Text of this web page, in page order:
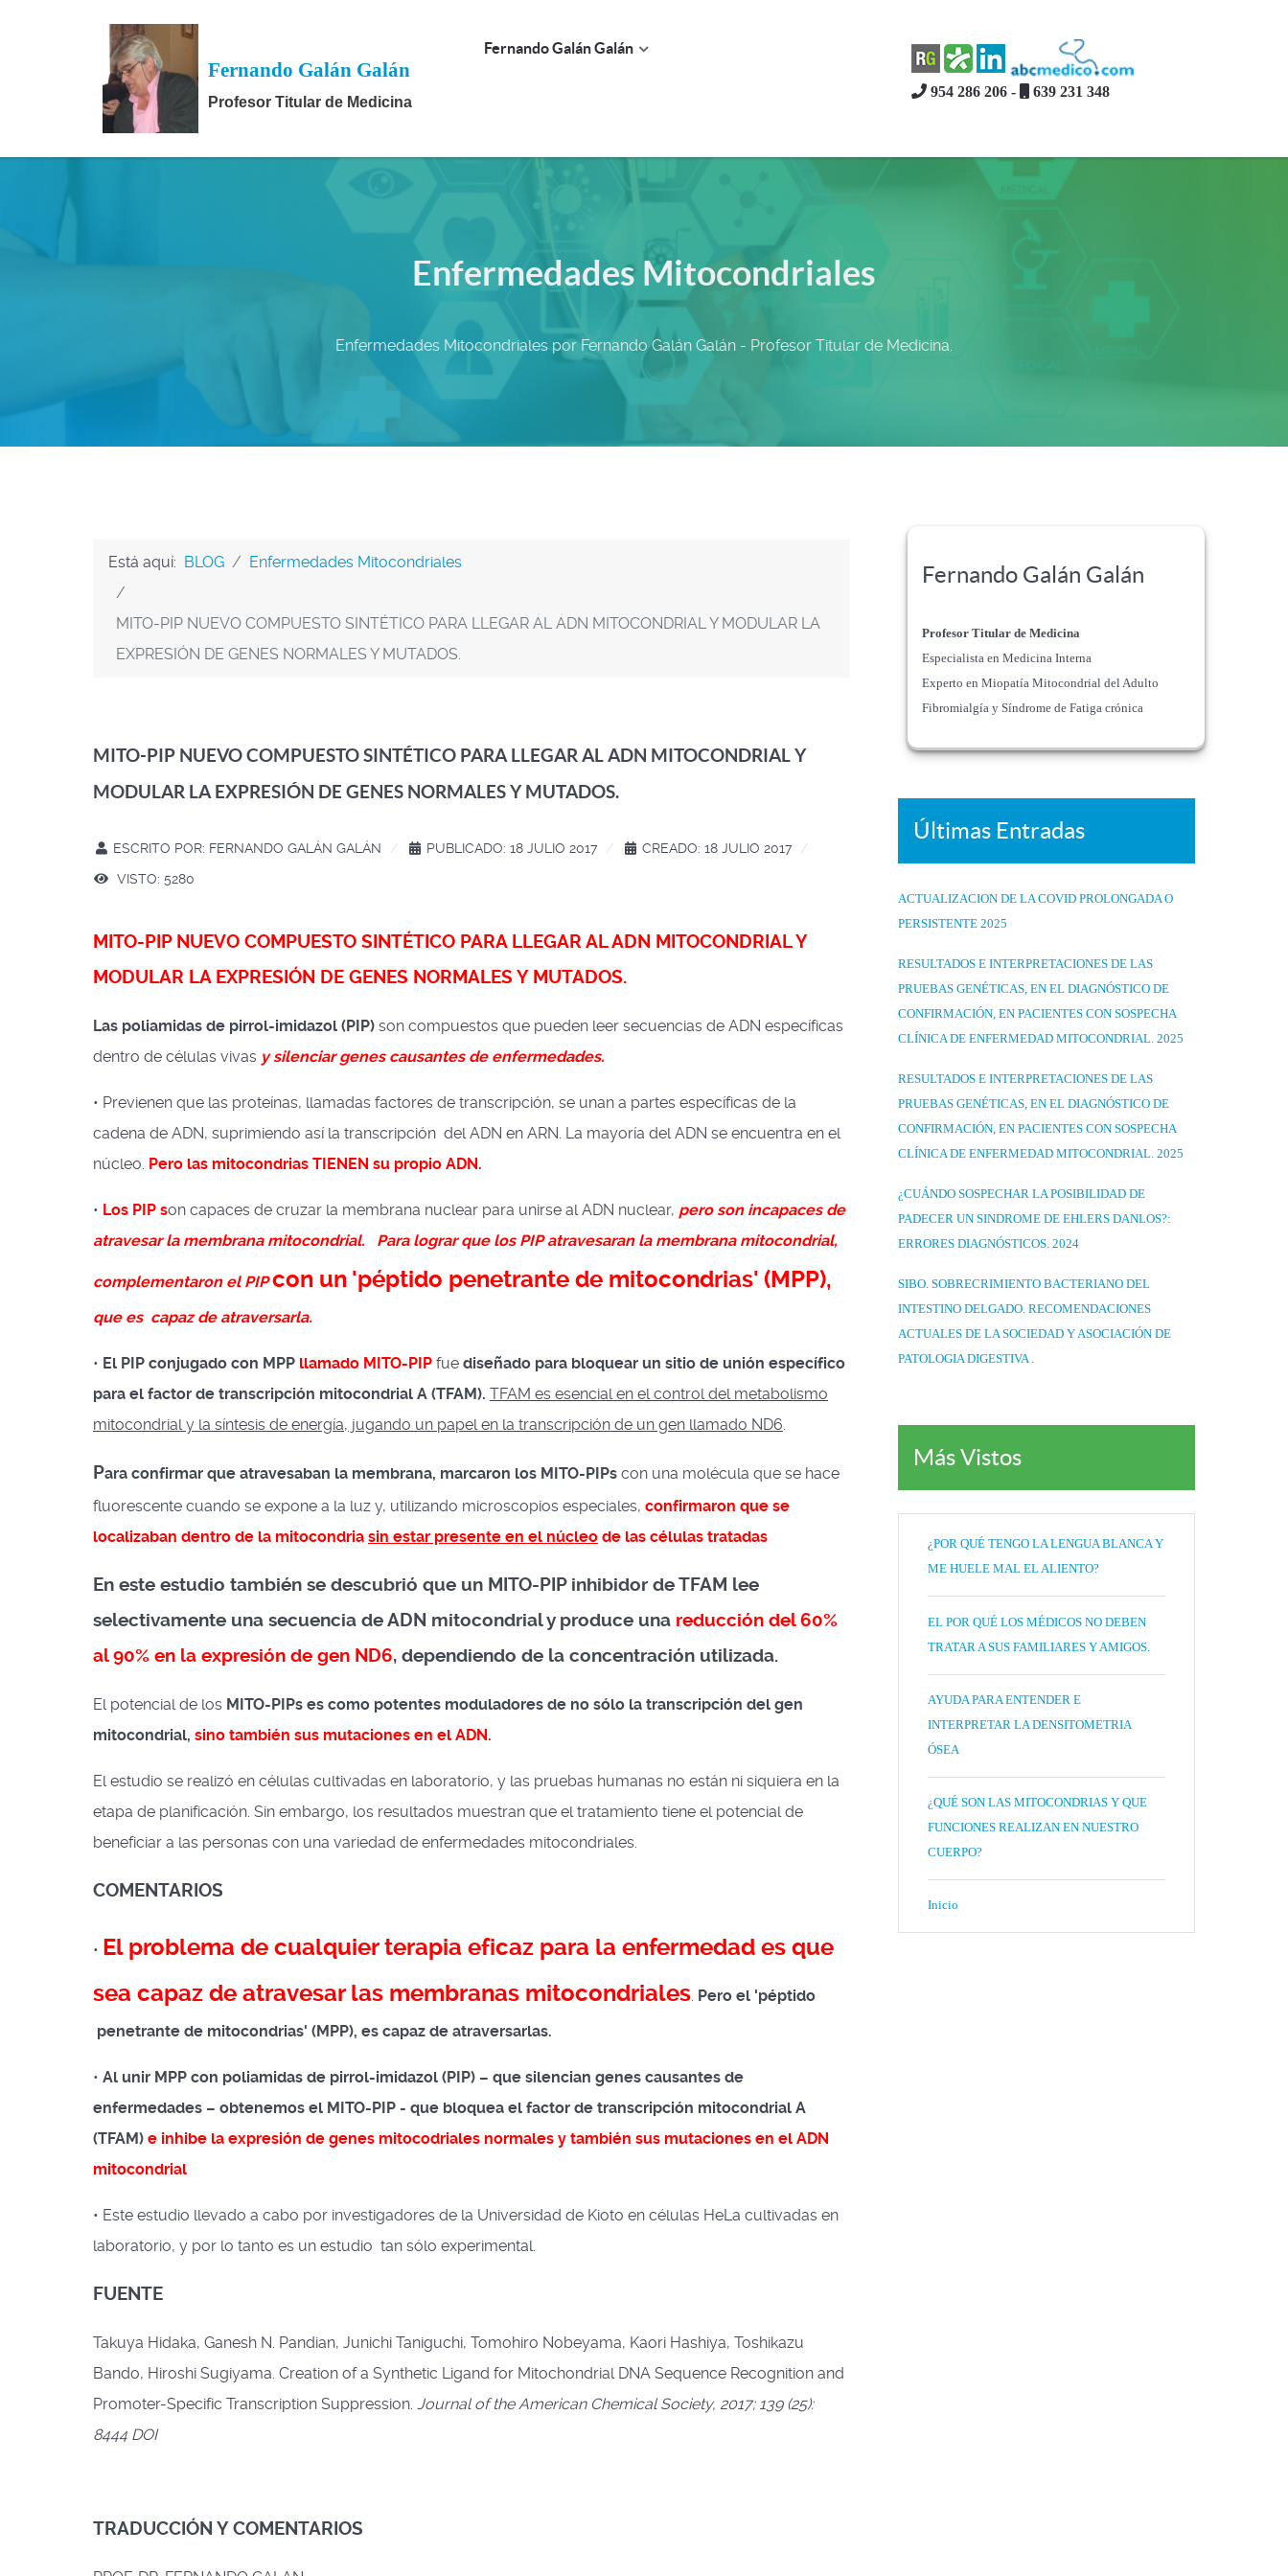
Fernando Galán Galán
Profesor Titular de Medicina
Fernando Galán Galán
954 286 206 - 639 231 348
Enfermedades Mitocondriales
Enfermedades Mitocondriales por Fernando Galán Galán - Profesor Titular de Medicina.
Está aquí: BLOG Enfermedades Mitocondriales
MITO-PIP NUEVO COMPUESTO SINTÉTICO PARA LLEGAR AL ADN MITOCONDRIAL Y MODULAR LA
EXPRESIÓN DE GENES NORMALES Y MUTADOS.
MITO-PIP NUEVO COMPUESTO SINTÉTICO PARA LLEGAR AL ADN MITOCONDRIAL Y
MODULAR LA EXPRESIÓN DE GENES NORMALES Y MUTADOS.
ESCRITO POR: FERNANDO GALÁN GALÁN PUBLICADO: 18 JULIO 2017
CREADO: 18 JULIO 2017
VISTO: 5280
MITO-PIP NUEVO COMPUESTO SINTÉTICO PARA LLEGAR AL ADN MITOCONDRIAL Y
MODULAR LA EXPRESIÓN DE GENES NORMALES Y MUTADOS.
Las poliamidas de pirrol-imidazol (PIP) son compuestos que pueden leer secuencias de ADN específicas
dentro de células vivas y silenciar genes causantes de enfermedades.
• Previenen que las proteínas, llamadas factores de transcripción, se unan a partes específicas de la
cadena de ADN, suprimiendo así la transcripción del ADN en ARN. La mayoría del ADN se encuentra en el
núcleo. Pero las mitocondrias TIENEN su propio ADN.
• Los PIP son capaces de cruzar la membrana nuclear para unirse al ADN nuclear, pero son incapaces de
atravesar la membrana mitocondrial.
Para lograr que los PIP atravesaran la membrana mitocondrial,
complementaron el PIPcon un 'péptido penetrante de mitocondrias' (MPP),
que es capaz de atraversarla.
• El PIP conjugado con MPP llamado MITO-PIP fue diseñado para bloquear un sitio de unión específico
para el factor de transcripción mitocondrial A (TFAM). TFAM es esencial en el control del metabolismo
mitocondrial y la síntesis de energía, jugando un papel en la transcripción de un gen llamado ND6.
Para confirmar que atravesaban la membrana, marcaron los MITO-PIPs con una molécula que se hace
fluorescente cuando se expone a la luz y, utilizando microscopios especiales, confirmaron que se
localizaban dentro de la mitocondria sin estar presente en el núcleo de las células tratadas
En este estudio también se descubrió que un MITO-PIP inhibidor de TFAM lee
selectivamente una secuencia de ADN mitocondrial y produce una reducción del 60%
al 90% en la expresión de gen ND6, dependiendo de la concentración utilizada.
El potencial de los MITO-PIPs es como potentes moduladores de no sólo la transcripción del gen
mitocondrial, sino también sus mutaciones en el ADN.
El estudio se realizó en células cultivadas en laboratorio, y las pruebas humanas no están ni siquiera en la
etapa de planificación. Sin embargo, los resultados muestran que el tratamiento tiene el potencial de
beneficiar a las personas con una variedad de enfermedades mitocondriales.
COMENTARIOS
• El problema de cualquier terapia eficaz para la enfermedad es que
sea capaz de atravesar las membranas mitocondriales. Pero el 'péptido
penetrante de mitocondrias' (MPP), es capaz de atraversarlas.
• Al unir MPP con poliamidas de pirrol-imidazol (PIP) – que silencian genes causantes de
enfermedades – obtenemos el MITO-PIP - que bloquea el factor de transcripción mitocondrial A
(TFAM) e inhibe la expresión de genes mitocodriales normales y también sus mutaciones en el ADN
mitocondrial
• Este estudio llevado a cabo por investigadores de la Universidad de Kioto en células HeLa cultivadas en
laboratorio, y por lo tanto es un estudio tan sólo experimental.
FUENTE
Takuya Hidaka, Ganesh N. Pandian, Junichi Taniguchi, Tomohiro Nobeyama, Kaori Hashiya, Toshikazu
Bando, Hiroshi Sugiyama. Creation of a Synthetic Ligand for Mitochondrial DNA Sequence Recognition and
Promoter-Specific Transcription Suppression. Journal of the American Chemical Society, 2017; 139 (25):
8444 DOI
TRADUCCIÓN Y COMENTARIOS
Fernando Galán Galán
Profesor Titular de Medicina
Especialista en Medicina Interna
Experto en Miopatía Mitocondrial del Adulto
Fibromialgía y Síndrome de Fatiga crónica
Últimas Entradas
ACTUALIZACION DE LA COVID PROLONGADA O
PERSISTENTE 2025
RESULTADOS E INTERPRETACIONES DE LAS
PRUEBAS GENÉTICAS, EN EL DIAGNÓSTICO DE
CONFIRMACIÓN, EN PACIENTES CON SOSPECHA
CLÍNICA DE ENFERMEDAD MITOCONDRIAL. 2025
RESULTADOS E INTERPRETACIONES DE LAS
PRUEBAS GENÉTICAS, EN EL DIAGNÓSTICO DE
CONFIRMACIÓN, EN PACIENTES CON SOSPECHA
CLÍNICA DE ENFERMEDAD MITOCONDRIAL. 2025
¿CUÁNDO SOSPECHAR LA POSIBILIDAD DE
PADECER UN SINDROME DE EHLERS DANLOS?:
ERRORES DIAGNÓSTICOS. 2024
SIBO. SOBRECRIMIENTO BACTERIANO DEL
INTESTINO DELGADO. RECOMENDACIONES
ACTUALES DE LA SOCIEDAD Y ASOCIACIÓN DE
PATOLOGIA DIGESTIVA .
Más Vistos
¿POR QUÉ TENGO LA LENGUA BLANCA Y
ME HUELE MAL EL ALIENTO?
EL POR QUÉ LOS MÉDICOS NO DEBEN
TRATAR A SUS FAMILIARES Y AMIGOS.
AYUDA PARA ENTENDER E
INTERPRETAR LA DENSITOMETRIA
ÓSEA
¿QUÉ SON LAS MITOCONDRIAS Y QUE
FUNCIONES REALIZAN EN NUESTRO
CUERPO?
Inicio